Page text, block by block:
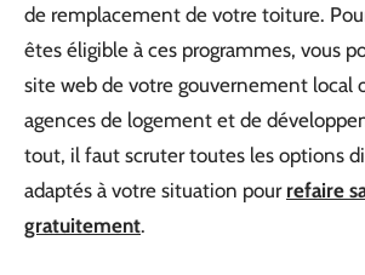
de remplacement de votre toiture.
êtes éligible à ces programmes, vous
site web de votre gouvernement local
agences de logement et de
tout, il faut scruter toutes les options
adaptés à votre situation pour refaire
gratuitement.